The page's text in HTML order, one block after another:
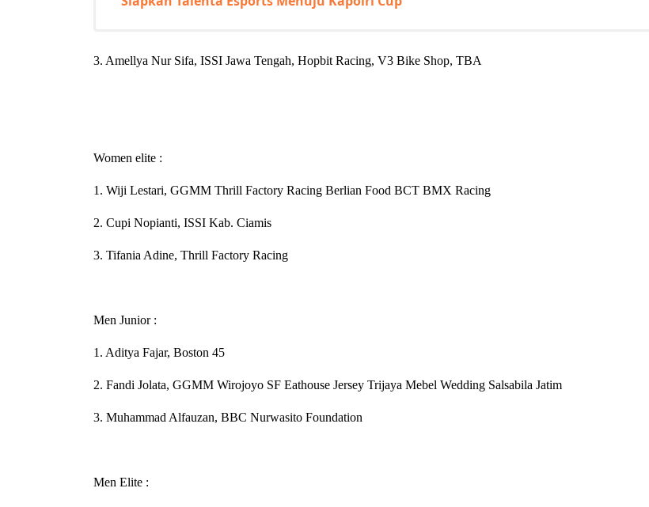
3. Amellya Nur Sifa, ISSI Jawa Tengah, Hopbit Racing, V3 Bike Shop, TBA
Women elite :
1. Wiji Lestari, GGMM Thrill Factory Racing Berlian Food BCT BMX Racing
2. Cupi Nopianti, ISSI Kab. Ciamis
3. Tifania Adine, Thrill Factory Racing
Men Junior :
1. Aditya Fajar, Boston 45
2. Fandi Jolata, GGMM Wirojoyo SF Eathouse Jersey Trijaya Mebel Wedding Salsabila Jatim
3. Muhammad Alfauzan, BBC Nurwasito Foundation
Men Elite :